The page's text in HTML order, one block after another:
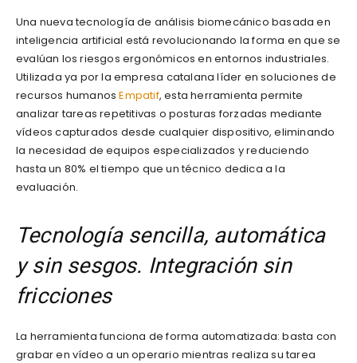
Una nueva tecnología de análisis biomecánico basada en
inteligencia artificial está revolucionando la forma en que se
evalúan los riesgos ergonómicos en entornos industriales.
Utilizada ya por la empresa catalana líder en soluciones de
recursos humanosEmpatif, esta herramienta permite
analizar tareas repetitivas o posturas forzadas mediante
vídeos capturados desde cualquier dispositivo, eliminando
la necesidad de equipos especializados y reduciendo
hasta un 80% el tiempo que un técnico dedica a la
evaluación.
Tecnología sencilla, automática
y sin sesgos. Integración sin
fricciones
La herramienta funciona de forma automatizada: basta con
grabar en vídeo a un operario mientras realiza su tarea